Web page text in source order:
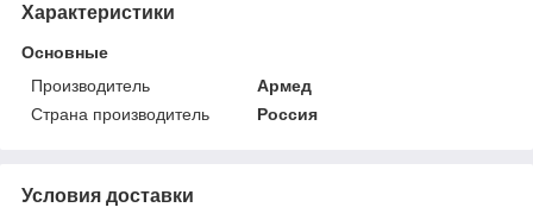
Характеристики
Основные
Производитель
Армед
Страна производитель
Россия
Условия доставки